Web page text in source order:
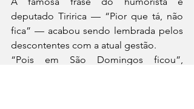
deputado Tiririca — “Pior que tá, não
fica” — acabou sendo lembrada pelos
descontentes com a atual gestão.
“Pois em São Domingos ficou”,